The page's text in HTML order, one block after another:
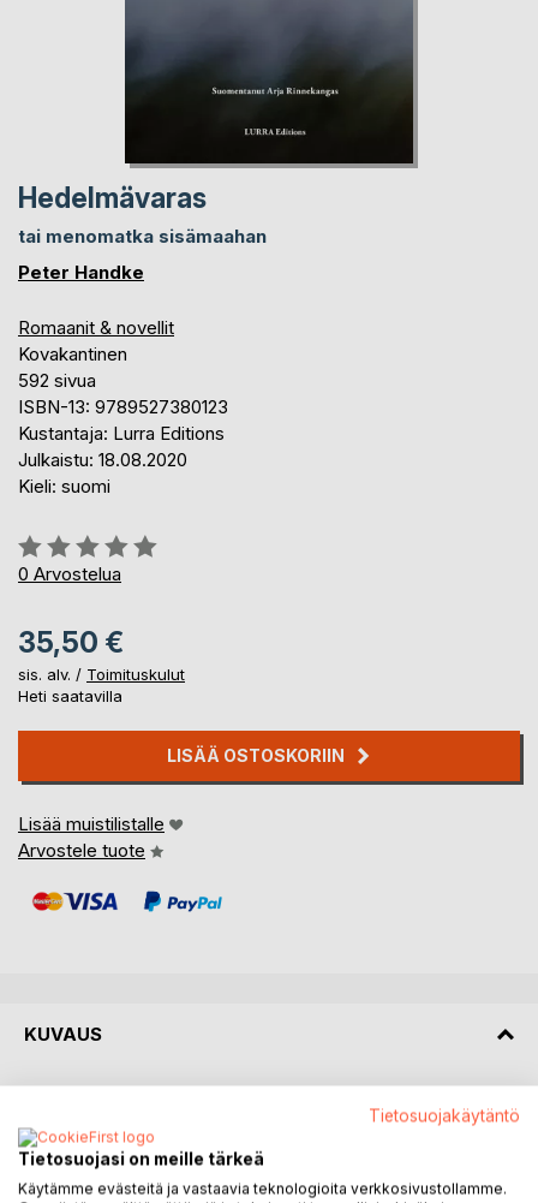
Hedelmävaras
tai menomatka sisämaahan
Peter Handke
Romaanit & novellit
Kovakantinen
592 sivua
ISBN-13: 9789527380123
Kustantaja: Lurra Editions
Julkaistu: 18.08.2020
Kieli: suomi
Arvostelu::
0%
0 Arvostelua
35,50 €
sis. alv. / Toimituskulut
Heti saatavilla
LISÄÄ OSTOSKORIIN
Lisää muistilistalle
Arvostele tuote
KUVAUS
Peter Handke - Nobelin kirjallisuuspalkinto 2019
Kertomus nuoren naisen ja kertojan - hedelmävarkaan ja
pohdiskelijan - vaelluksista ranskalaisella maaseudulla.
Tietosuojakäytäntö
Tietosuojasi on meille tärkeä
Käytämme evästeitä ja vastaavia teknologioita verkkosivustollamme.